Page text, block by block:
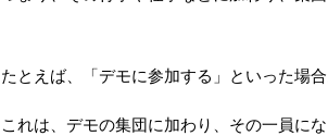
たとえば、「デモに参加する」といった場合
これは、デモの集団に加わり、その一員に